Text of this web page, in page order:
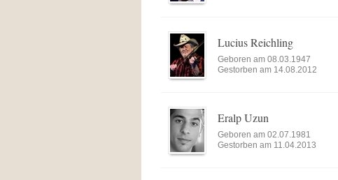
Lucius Reichling
Geboren am 08.03.1947
Gestorben am 14.08.2012
Eralp Uzun
Geboren am 02.07.1981
Gestorben am 11.04.2013